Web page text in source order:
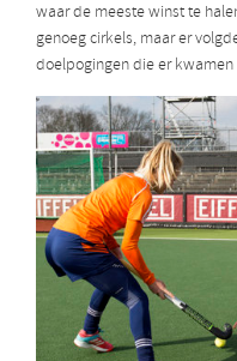
waar de meeste winst te
genoeg cirkels, maar er
doelpogingen die er